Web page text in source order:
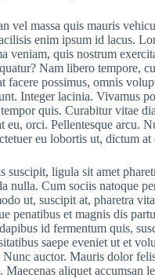
vel massa quis mauris
enim ipsum id lacus.
veniam, quis nostrum
Nam libero tempore,
facere possimus, omnis
Integer lacinia. Vivamus
quis. Curabitur vitae
eu, orci. Pellentesque arcu.
eu lobortis ut, dictum at
suscipit, ligula sit amet
nulla. Cum sociis natoque
ut, suscipit at, pharetra
penatibus et magnis dis
id fermentum quis,
saepe eveniet ut et
Nunc auctor. Mauris dolor
Maecenas aliquet accumsan